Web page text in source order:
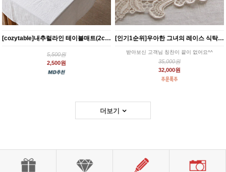
[cozytable]내추럴라인 테이블매트(2color)
5,500원
2,500원
[인기1순위]우아한 그녀의 레이스 식탁러너 3size 앤틱 감성 홈카페소품
받아보신 고객님 칭찬이 끝이 없어요^^
35,000원
32,000원
더보기